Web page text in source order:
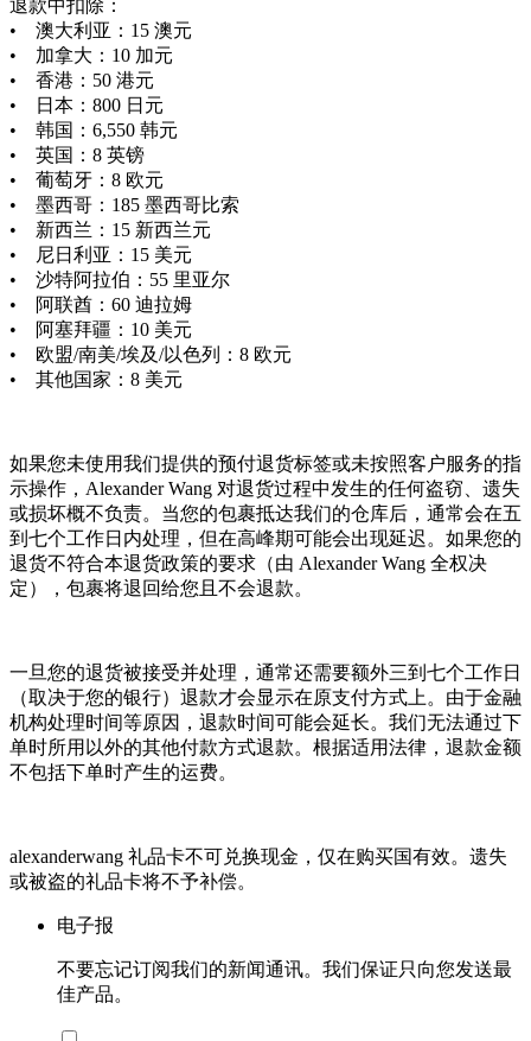
退款中扣除：
• 澳大利亚：15 澳元
• 加拿大：10 加元
• 香港：50 港元
• 日本：800 日元
• 韩国：6,550 韩元
• 英国：8 英镑
• 葡萄牙：8 欧元
• 墨西哥：185 墨西哥比索
• 新西兰：15 新西兰元
• 尼日利亚：15 美元
• 沙特阿拉伯：55 里亚尔
• 阿联酋：60 迪拉姆
• 阿塞拜疆：10 美元
• 欧盟/南美/埃及/以色列：8 欧元
• 其他国家：8 美元
如果您未使用我们提供的预付退货标签或未按照客户服务的指
示操作，Alexander Wang 对退货过程中发生的任何盗窃、遗失
或损坏概不负责。当您的包裹抵达我们的仓库后，通常会在五
到七个工作日内处理，但在高峰期可能会出现延迟。如果您的
退货不符合本退货政策的要求（由 Alexander Wang 全权决
定），包裹将退回给您且不会退款。
一旦您的退货被接受并处理，通常还需要额外三到七个工作日
（取决于您的银行）退款才会显示在原支付方式上。由于金融
机构处理时间等原因，退款时间可能会延长。我们无法通过下
单时所用以外的其他付款方式退款。根据适用法律，退款金额
不包括下单时产生的运费。
alexanderwang 礼品卡不可兑换现金，仅在购买国有效。遗失
或被盗的礼品卡将不予补偿。
电子报
不要忘记订阅我们的新闻通讯。我们保证只向您发送最
佳产品。